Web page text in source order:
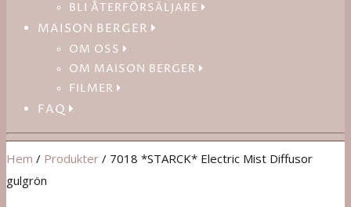
BLI ÅTERFÖRSÄLJARE
MAISON BERGER
OM OSS
OM MAISON BERGER
FILMER
FAQ
Hem / Produkter / 7018 *STARCK* Electric Mist Diffusor
gulgrön